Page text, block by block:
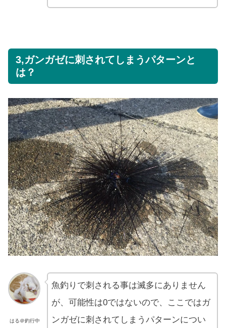
3,ガンガゼに刺されてしまうパターンと
は？
はる＠釣行中
魚釣りで刺される事は滅多にありません
が、可能性は0ではないので、ここではガ
ンガゼに刺されてしまうパターンについ